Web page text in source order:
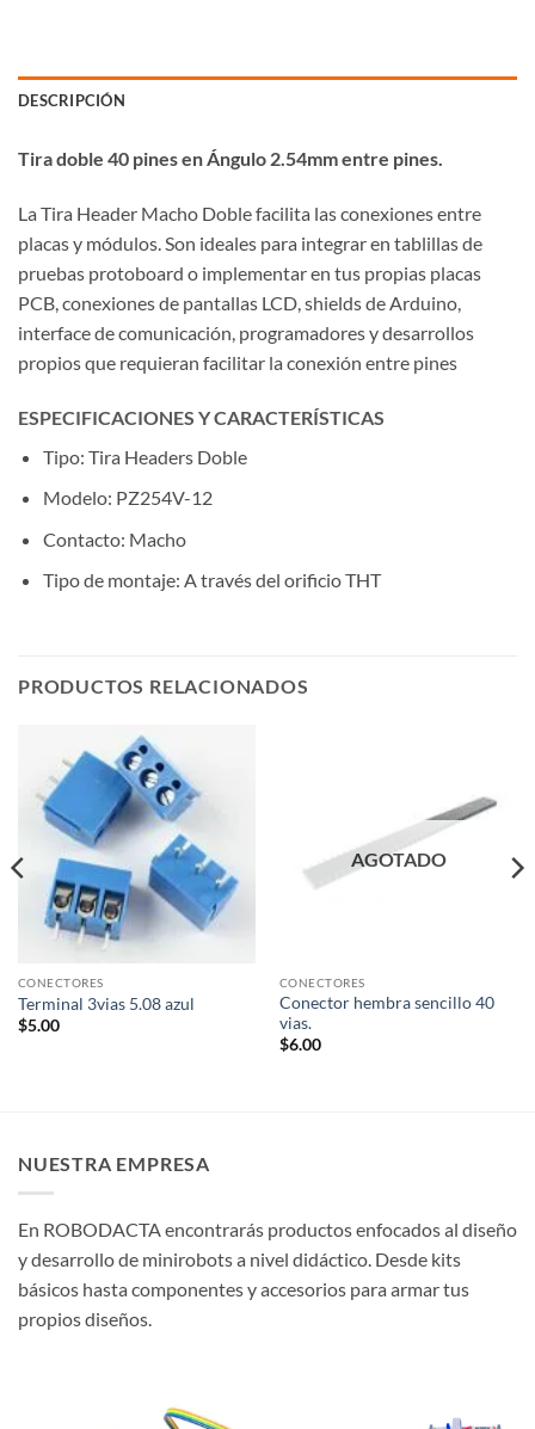
DESCRIPCIÓN
Tira doble 40 pines en Ángulo 2.54mm entre pines.
La Tira Header Macho Doble facilita las conexiones entre
placas y módulos. Son ideales para integrar en tablillas de
pruebas protoboard o implementar en tus propias placas
PCB, conexiones de pantallas LCD, shields de Arduino,
interface de comunicación, programadores y desarrollos
propios que requieran facilitar la conexión entre pines
ESPECIFICACIONES Y CARACTERÍSTICAS
Tipo: Tira Headers Doble
Modelo: PZ254V-12
Contacto: Macho
Tipo de montaje: A través del orificio THT
PRODUCTOS RELACIONADOS
CONECTORES
Terminal 3vias 5.08 azul
$5.00
AGOTADO
CONECTORES
Conector hembra sencillo 40
vias.
$6.00
NUESTRA EMPRESA
En ROBODACTA encontrarás productos enfocados al diseño
y desarrollo de minirobots a nivel didáctico. Desde kits
básicos hasta componentes y accesorios para armar tus
propios diseños.